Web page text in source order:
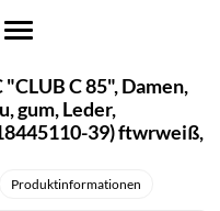
C 85", Damen,
gum, Leder,
39) ftwrweiß,
Produktinformationen